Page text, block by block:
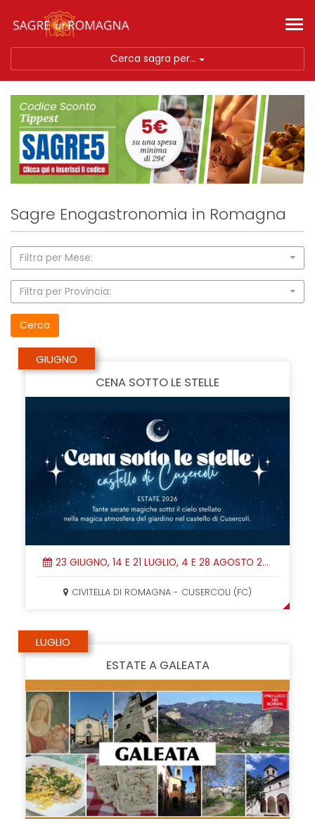
Cerca sagra per...
Sagre Enogastronomia in Romagna
Filtra per Mese:
Filtra per Provincia:
GIUGNO
CENA SOTTO LE STELLE
23 GIUGNO, 14 E 21 LUGLIO, 4 E 28 AGOSTO 2026
CIVITELLA DI ROMAGNA - CUSERCOLI (FC)
LUGLIO
ESTATE A GALEATA